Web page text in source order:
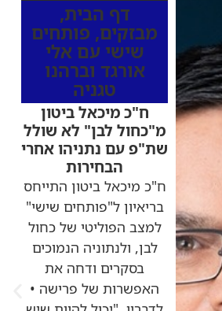
דף הבית,
מבזקים, פותחים
שישי עם אלי
אורגד וברהנו
טגניה
ח"כ מיכאל ביטון
מ"כחול לבן" לא שולל
שת"פ עם נתניהו אחרי
הבחירות
ח"כ מיכאל ביטון התייחס
בריאיון ל"פותחים שישי"
למצב הפוליטי של כחול
לבן, ולנתוניה הנמוכים
בסקרים ודחה את
האפשרות של פרישה •